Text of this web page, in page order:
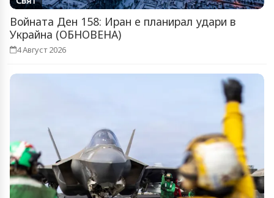
Войната Ден 158: Иран е планирал удари в
Украйна (ОБНОВЕНА)
4 Август 2026